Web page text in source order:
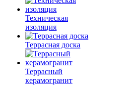
Техническая
изоляция
Террасная доска
Террасный
керамогранит